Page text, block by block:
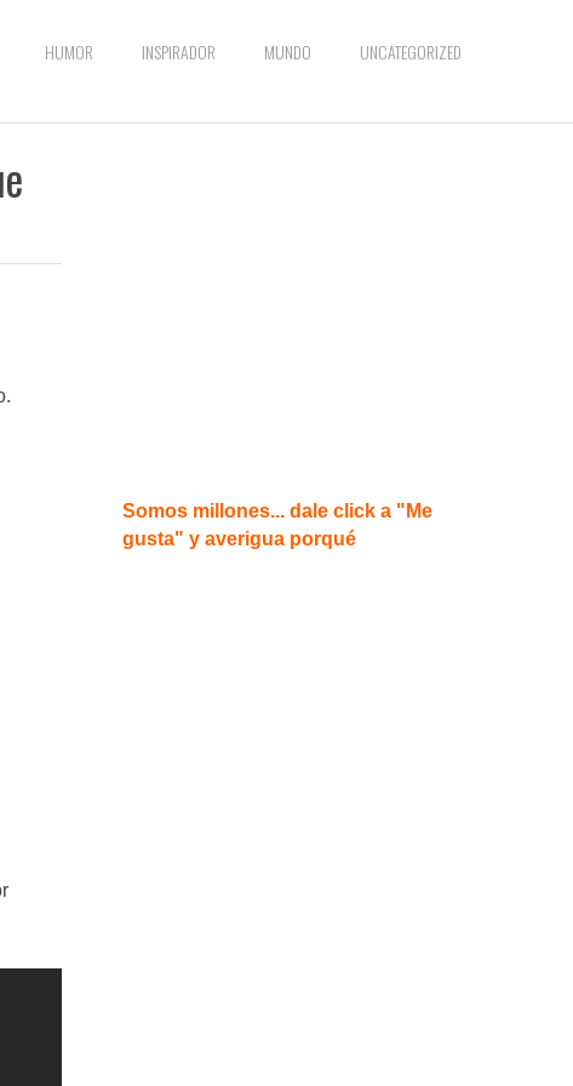
HUMOR INSPIRADOR MUNDO UNCATEGORIZED
Somos millones... dale click a "Me
gusta" y averigua porqué